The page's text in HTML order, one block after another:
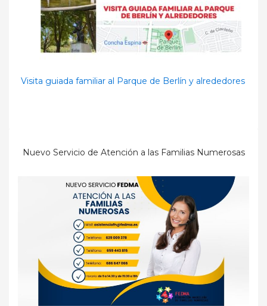
Visita guiada familiar al Parque de Berlín y alrededores
Nuevo Servicio de Atención a las Familias Numerosas